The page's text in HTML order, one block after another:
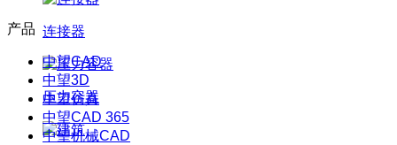
连接器
压力容器
产品
中望CAD
中望3D
中望仿真
中望CAD 365
中望机械CAD